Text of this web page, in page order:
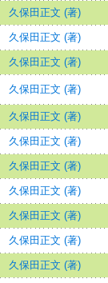
久保田正文 (著)
久保田正文 (著)
久保田正文 (著)
久保田正文 (著)
久保田正文 (著)
久保田正文 (著)
久保田正文 (著)
久保田正文 (著)
久保田正文 (著)
久保田正文 (著)
久保田正文 (著)